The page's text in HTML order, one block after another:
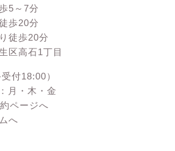
5～7分
歩20分
徒歩20分
区高石1丁目
付18:00）
月・木・金
ページへ
へ